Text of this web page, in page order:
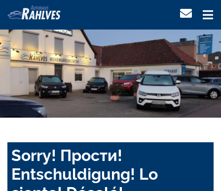
Sorry! Прости!
Entschuldigung! Lo